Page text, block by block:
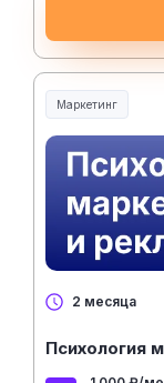
Маркетинг
2 месяца
Психология